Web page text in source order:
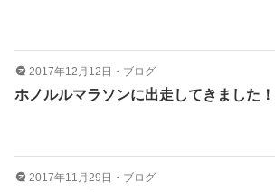
2017年12月12日 ・ ブログ
ホノルルマラソンに出走してきました！
2017年11月29日 ・ ブログ